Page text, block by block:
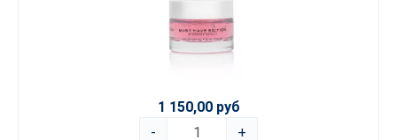
1 150,00 руб
-
+